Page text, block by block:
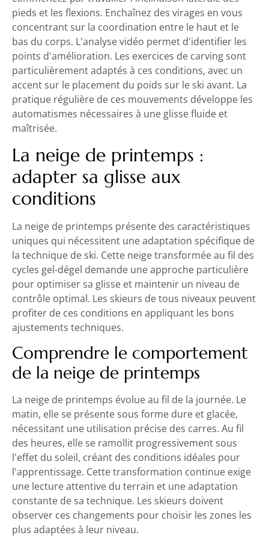
pieds et les flexions. Enchaînez des virages en vous
concentrant sur la coordination entre le haut et le
bas du corps. L'analyse vidéo permet d'identifier les
points d'amélioration. Les exercices de carving sont
particulièrement adaptés à ces conditions, avec un
accent sur le placement du poids sur le ski avant. La
pratique régulière de ces mouvements développe les
automatismes nécessaires à une glisse fluide et
maîtrisée.
La neige de printemps :
adapter sa glisse aux
conditions
La neige de printemps présente des caractéristiques
uniques qui nécessitent une adaptation spécifique de
la technique de ski. Cette neige transformée au fil des
cycles gel-dégel demande une approche particulière
pour optimiser sa glisse et maintenir un niveau de
contrôle optimal. Les skieurs de tous niveaux peuvent
profiter de ces conditions en appliquant les bons
ajustements techniques.
Comprendre le comportement
de la neige de printemps
La neige de printemps évolue au fil de la journée. Le
matin, elle se présente sous forme dure et glacée,
nécessitant une utilisation précise des carres. Au fil
des heures, elle se ramollit progressivement sous
l'effet du soleil, créant des conditions idéales pour
l'apprentissage. Cette transformation continue exige
une lecture attentive du terrain et une adaptation
constante de sa technique. Les skieurs doivent
observer ces changements pour choisir les zones les
plus adaptées à leur niveau.